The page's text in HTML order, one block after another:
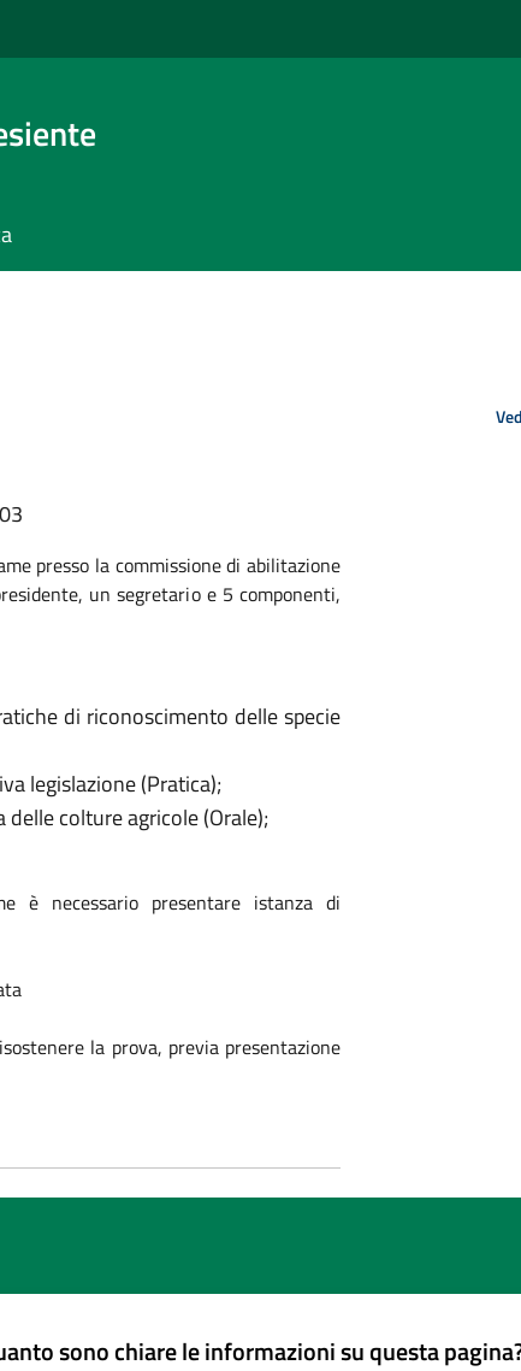
presso la commissione di abilitazione
un segretario e 5 componenti,
di riconoscimento delle specie
legislazione (Pratica);
colture agricole (Orale);
è necessario presentare istanza di
la prova, previa presentazione
sono chiare le informazioni su questa